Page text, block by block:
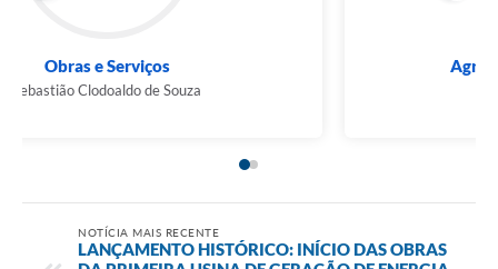
Sebastião Clodoaldo de Souza
NOTÍCIA MAIS RECENTE
LANÇAMENTO HISTÓRICO: INÍCIO DAS OBRAS